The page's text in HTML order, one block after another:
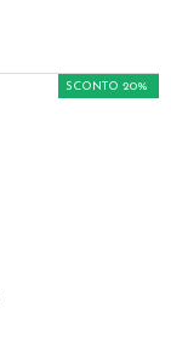
SCONTO 20%